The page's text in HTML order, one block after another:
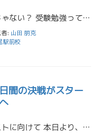
勉強って、意外と孤独じゃない？ 受験勉強って、一人で机に向かう時間が長いから、どうしても孤独に感じることってあるよね。東筑高校や八幡高校を目指している仲間も、同じように「本当にこのやり方で合っているのかな？」「周りはどれ […]
: 山田 朋克
駅前校
間の決戦がスター
今日から始まる共通テストに向けて 本日より、共通テストが開始されます。受験生の皆さん、そしてこれまで支えてこられた保護者の皆様にとって、いよいよ二日間の決戦の時を迎えます。 北九州地域の受験会場に向かう生徒たちの姿を見送 […]